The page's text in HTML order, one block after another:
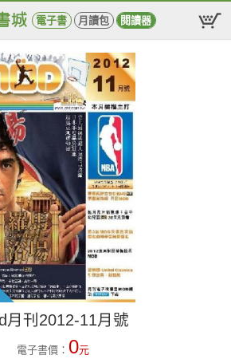
電子書 月讀包 閱讀器
月刊2012-11月號
電子書價： 0元